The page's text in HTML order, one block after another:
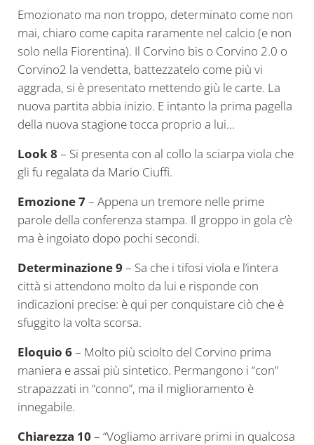
Emozionato ma non troppo, determinato come non
mai, chiaro come capita raramente nel calcio (e non
solo nella Fiorentina). Il Corvino bis o Corvino 2.0 o
Corvino2 la vendetta, battezzatelo come più vi
aggrada, si è presentato mettendo giù le carte. La
nuova partita abbia inizio. E intanto la prima pagella
della nuova stagione tocca proprio a lui…
Look 8 – Si presenta con al collo la sciarpa viola che
gli fu regalata da Mario Ciuffi.
Emozione 7– Appena un tremore nelle prime
parole della conferenza stampa. Il groppo in gola c’è
ma è ingoiato dopo pochi secondi.
Determinazione 9 – Sa che i tifosi viola e l’intera
città si attendono molto da lui e risponde con
indicazioni precise: è qui per conquistare ciò che è
sfuggito la volta scorsa.
Eloquio 6– Molto più sciolto del Corvino prima
maniera e assai più sintetico. Permangono i “con”
strapazzati in “conno”, ma il miglioramento è
innegabile.
Chiarezza 10 – “Vogliamo arrivare primi in qualcosa